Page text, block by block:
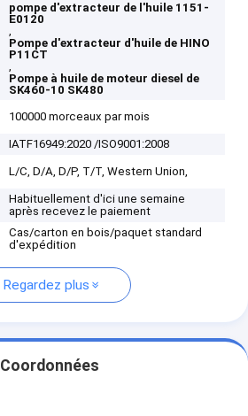
pompe d'extracteur de l'huile 1151-
E0120
,
Pompe d'extracteur d'huile de HINO
P11CT
,
Pompe à huile de moteur diesel de
SK460-10 SK480
100000 morceaux par mois
IATF16949:2020 /ISO9001:2008
L/C, D/A, D/P, T/T, Western Union,
Habituellement d'ici une semaine
après recevez le paiement
Cas/carton en bois/paquet standard
d'expédition
Regardez plus
Coordonnées